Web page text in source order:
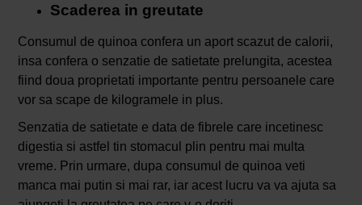
Scaderea in greutate
Consumul de quinoa confera un aport scazut de calorii,
insa confera o senzatie de satietate prelungita, acestea
fiind doua proprietati importante pentru persoanele care
vor sa scape de kilogramele in plus.
Senzatia de satietate e data de fibrele care incetinesc
digestia si astfel tin stomacul plin pentru mai multa
vreme. Prin urmare, dupa consumul de quinoa veti
manca mai putin si mai rar, iar acest lucru va va ajuta sa